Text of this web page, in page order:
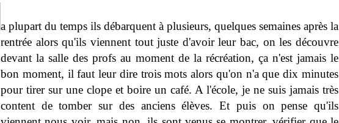
a plupart du temps ils débarquent à plusieurs, quelques semaines après la
rentrée alors qu'ils viennent tout juste d'avoir leur bac, on les découvre
devant la salle des profs au moment de la récréation, ça n'est jamais le
bon moment, il faut leur dire trois mots alors qu'on n'a que dix minutes
pour tirer sur une clope et boire un café. A l'école, je ne suis jamais très
content de tomber sur des anciens élèves. Et puis on pense qu'ils